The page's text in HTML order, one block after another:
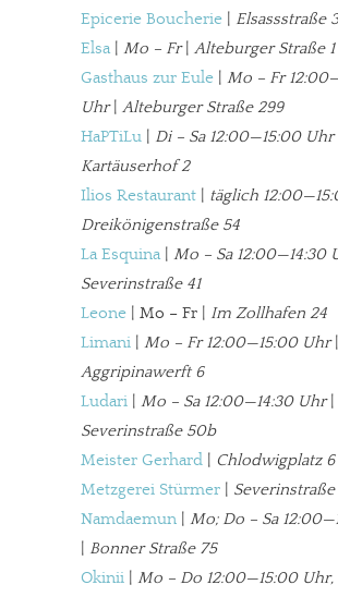
In eigener Sache
Epicerie Boucherie
Elsassstraße 3
Elsa| Mo – Fr| Alteburger Straße 1
Gasthaus zur Eule
Mo – Fr
Uhr| Alteburger Straße 299
HaPTiLu
Di – Sa 12:00—15:00 Uhr|
Kartäuserhof 2
Ilios Restaurant
täglich
Dreikönigenstraße 54
La Esquina| Mo – Sa 12:00—14:30
Severinstraße 41
Leone | Mo – Fr | Im Zollhafen 24
Limani
Mo – Fr 12:00—15:00 Uhr|
Aggripinawerft 6
Ludari
Mo – Sa 12:00—14:30 Uhr|
Severinstraße 50b
Meister Gerhard
Chlodwigplatz 6
Metzgerei Stürmer
Severinstraße
Namdaemun
Mo; Do – Sa
Bonner Straße 75
Okinii
Mo – Do 12:00—15:00 Uhr,